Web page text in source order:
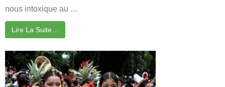
nous intoxique au …
Lire La Suite…